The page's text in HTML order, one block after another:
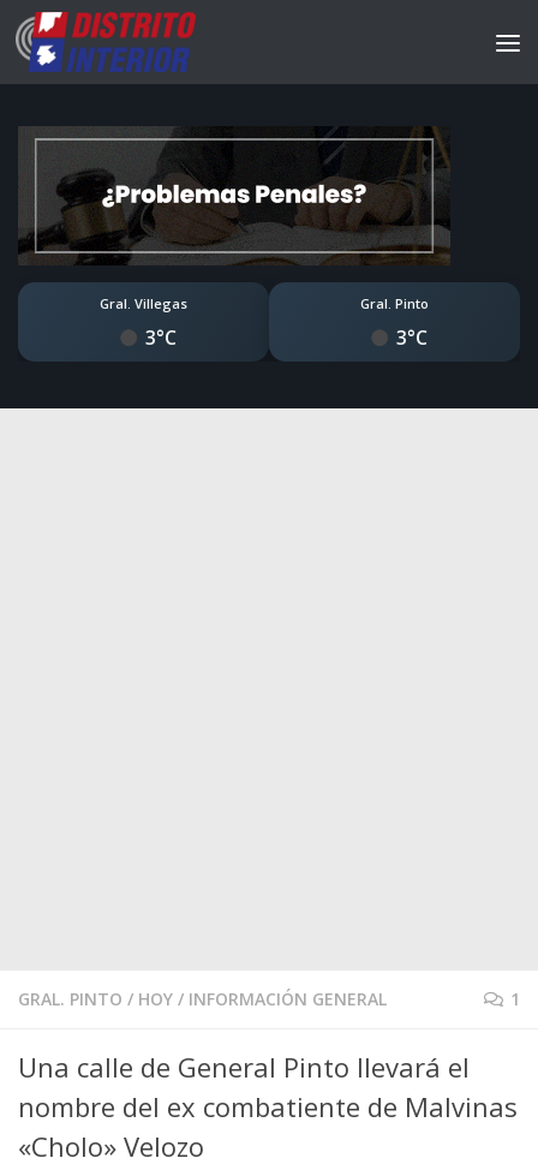
Gral. Villegas
3°C
Gral. Pinto
3°C
GRAL. PINTO / HOY / INFORMACIÓN GENERAL 1
Una calle de General Pinto llevará el
nombre del ex combatiente de Malvinas
«Cholo» Velozo